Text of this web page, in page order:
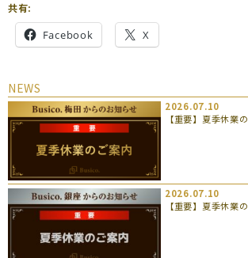
共有:
Facebook X
NEWS
2026.07.10
【重要】夏季休業
2026.07.10
【重要】夏季休業